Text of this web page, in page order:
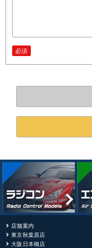
必須
店舗案内
東京秋葉原店
大阪日本橋店